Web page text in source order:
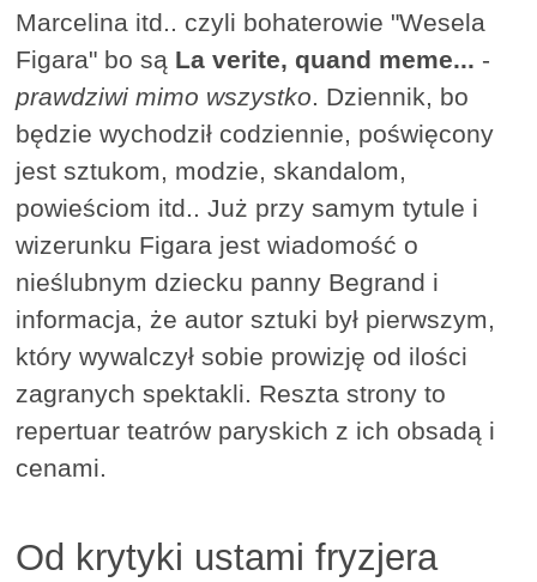
Marcelina itd.. czyli bohaterowie "Wesela
Figara" bo są La verite, quand meme... -
prawdziwi mimo wszystko. Dziennik, bo
będzie wychodził codziennie, poświęcony
jest sztukom, modzie, skandalom,
powieściom itd.. Już przy samym tytule i
wizerunku Figara jest wiadomość o
nieślubnym dziecku panny Begrand i
informacja, że autor sztuki był pierwszym,
który wywalczył sobie prowizję od ilości
zagranych spektakli. Reszta strony to
repertuar teatrów paryskich z ich obsadą i
cenami.
Od krytyki ustami fryzjera